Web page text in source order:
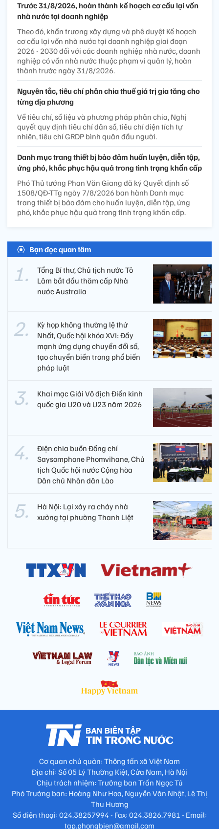
Trước 31/8/2026, hoàn thành kế hoạch cơ cấu lại vốn
nhà nước tại doanh nghiệp
Theo đó, khẩn trương xây dựng và phê duyệt Kế hoạch
cơ cấu lại vốn nhà nước tại doanh nghiệp giai đoạn
2026 - 2030 đối với các doanh nghiệp nhà nước, doanh
nghiệp có vốn nhà nước thuộc phạm vi quản lý, hoàn
thành trước ngày 31/8/2026.
Nguyên tắc, tiêu chí phân chia thuế giá trị gia tăng cho
từng địa phương
Về tiêu chí, số liệu và phương pháp phân chia, Nghị
quyết quy định tiêu chí dân số, tiêu chí diện tích tự
nhiên, tiêu chí GRDP bình quân đầu người.
Danh mục trang thiết bị bảo đảm huấn luyện, diễn tập,
ứng phó, khắc phục hậu quả trong tình trạng khẩn cấp
Phó Thủ tướng Phan Văn Giang đã ký Quyết định số
1508/QĐ-TTg ngày 7/8/2026 ban hành Danh mục
trang thiết bị bảo đảm cho huấn luyện, diễn tập, ứng
phó, khắc phục hậu quả trong tình trạng khẩn cấp.
Bạn đọc quan tâm
Tổng Bí thư, Chủ tịch nước Tô
Lâm bắt đầu thăm cấp Nhà
nước Australia
Kỳ họp không thường lệ thứ
Nhất, Quốc hội khóa XVI: Đẩy
mạnh ứng dụng chuyển đổi số,
tạo chuyển biến trong phổ biến
pháp luật
Khai mạc Giải Vô địch Điền kinh
quốc gia U20 và U23 năm 2026
Điện chia buồn Đồng chí
Saysomphone Phomvihane, Chủ
tịch Quốc hội nước Cộng hòa
Dân chủ Nhân dân Lào
Hà Nội: Lại xảy ra cháy nhà
xưởng tại phường Thanh Liệt
Cơ quan chủ quản: Thông tấn xã Việt Nam
Địa chỉ: Số 05 Lý Thường Kiệt, Cửa Nam, Hà Nội
Chịu trách nhiệm: Trưởng ban Trần Ngọc Tú
Phó Trưởng ban: Hoàng Như Hoa, Nguyễn Văn Nhật, Lê Thị
Thu Hương
Số điện thoại: 024.38257994 - Fax: 024.3826.7981 - Email:
tap.phongbien@gmail.com